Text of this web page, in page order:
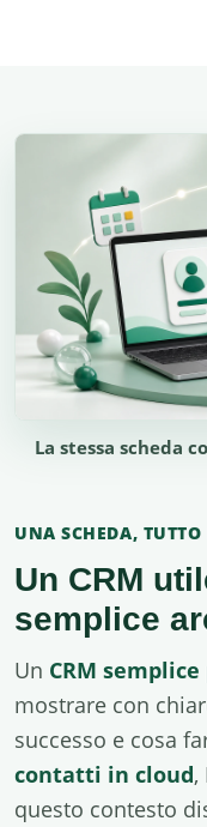
La stessa scheda
UNA SCHEDA,
Un CRM
semplice
Un CRM
mostrare con
successo e cosa
contatti in cloud,
questo contesto